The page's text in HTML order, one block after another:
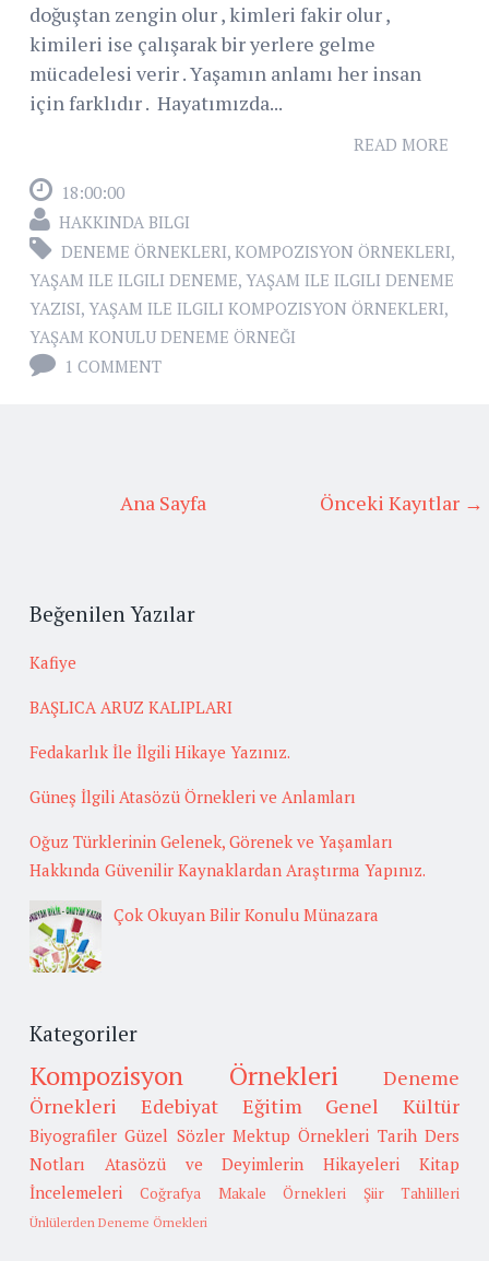
doğuştan zengin olur , kimleri fakir olur ,
kimileri ise çalışarak bir yerlere gelme
mücadelesi verir . Yaşamın anlamı her insan
için farklıdır . Hayatımızda...
READ MORE
18:00:00
HAKKINDA BILGI
DENEME ÖRNEKLERI, KOMPOZISYON ÖRNEKLERI,
YAŞAM ILE ILGILI DENEME, YAŞAM ILE ILGILI DENEME
YAZISI, YAŞAM ILE ILGILI KOMPOZISYON ÖRNEKLERI,
YAŞAM KONULU DENEME ÖRNEĞI
1 COMMENT
Önceki Kayıtlar →
Ana Sayfa
Beğenilen Yazılar
Kafiye
BAŞLICA ARUZ KALIPLARI
Fedakarlık İle İlgili Hikaye Yazınız.
Güneş İlgili Atasözü Örnekleri ve Anlamları
Oğuz Türklerinin Gelenek, Görenek ve Yaşamları
Hakkında Güvenilir Kaynaklardan Araştırma Yapınız.
Çok Okuyan Bilir Konulu Münazara
Kategoriler
Kompozisyon Örnekleri
Deneme
Örnekleri
Edebiyat Eğitim Genel Kültür
Biyografiler Güzel Sözler Mektup Örnekleri Tarih Ders
Notları
Atasözü ve Deyimlerin Hikayeleri
Kitap
İncelemeleri
Coğrafya Makale Örnekleri Şiir Tahlilleri
Ünlülerden Deneme Örnekleri